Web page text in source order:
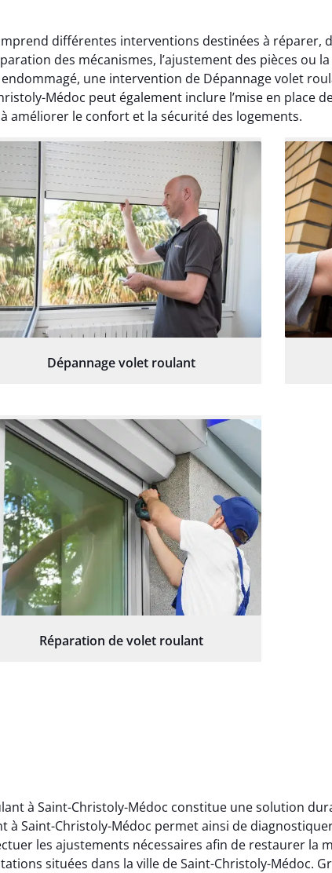
différentes interventions destinées à réparer,
des mécanismes, l’ajustement des pièces ou
une intervention de Dépannage volet
Médoc peut également inclure l’mise en place
le confort et la sécurité des logements.
Dépannage volet roulant
Réparation de volet roulant
à Saint-Christoly-Médoc constitue une solution
Saint-Christoly-Médoc permet ainsi de
les ajustements nécessaires afin de restaurer la
situées dans la ville de Saint-Christoly-Médoc.